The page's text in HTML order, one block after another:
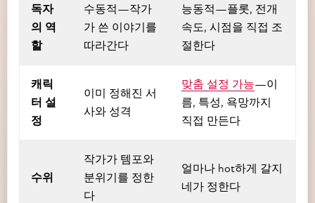
독자
의 역
할
수동적—작가
가 쓴 이야기를
따라간다
능동적—플롯, 전개
속도, 시점을 직접 조
절한다
캐릭
터 설
정
이미 정해진 서
사와 성격
맞춤 설정 가능—이
름, 특성, 욕망까지
직접 만든다
수위
작가가 템포와
분위기를 정한
다
얼마나 hot하게 갈지
네가 정한다